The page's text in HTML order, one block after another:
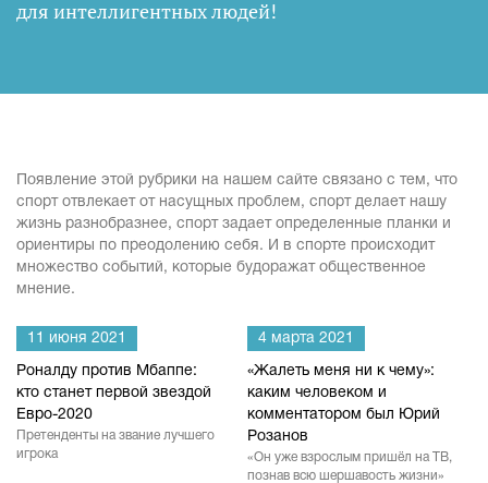
для интеллигентных людей!
Появление этой рубрики на нашем сайте связано с тем, что
спорт отвлекает от насущных проблем, спорт делает нашу
жизнь разнобразнее, спорт задает определенные планки и
ориентиры по преодолению себя. И в спорте происходит
множество событий, которые будоражат общественное
мнение.
11 июня 2021
Роналду против Мбаппе:
кто станет первой звездой
Евро-2020
Претенденты на звание лучшего
игрока
4 марта 2021
«Жалеть меня ни к чему»:
каким человеком и
комментатором был Юрий
Розанов
«Он уже взрослым пришёл на ТВ,
познав всю шершавость жизни»